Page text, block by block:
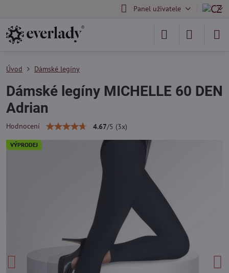
Panel uživatele
VÝPRODEJ
Úvod Dámské legíny
Dámské legíny MICHELLE 60 DEN
Adrian
Hodnocení 4.67/5 (3x)